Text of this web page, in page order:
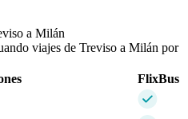
a Milán
viajes de Treviso a Milán por
FlixBus